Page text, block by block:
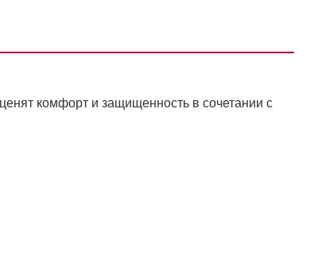
комфорт и защищенность в сочетании с